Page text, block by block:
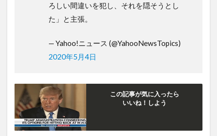
ろしい間違いを犯し、それを隠そうとし
た」と主張。
— Yahoo!ニュース (@YahooNewsTopics)
2020年5月4日
この記事が気に入ったら
いいね！しよう